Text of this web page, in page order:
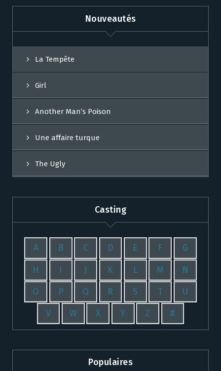
Nouveautés
La Tempête
Girl
Another Man’s Poison
Une affaire turque
The Ugly
Casting
A B C D E F G
H I J K L M N
O P Q R S T U
V W X Y Z #
Populaires